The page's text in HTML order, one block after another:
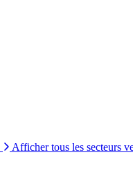
Afficher tous les secteurs